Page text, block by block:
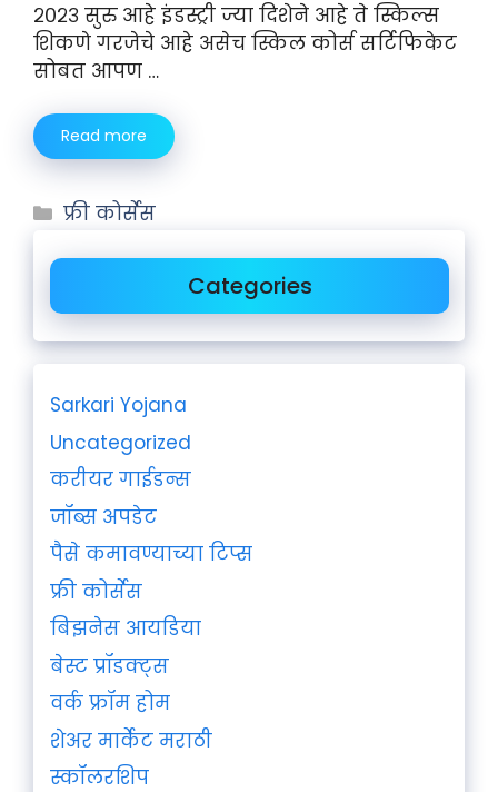
२०२३ सुरु आहे इंडस्ट्री ज्या दिशेने आहे ते स्किल्स
शिकणे गरजेचे आहे असेच स्किल कोर्स सर्टिफिकेट
सोबत आपण …
Read more
फ्री कोर्सेस
Categories
Sarkari Yojana
Uncategorized
करीयर गाईडन्स
जॉब्स अपडेट
पैसे कमावण्याच्या टिप्स
फ्री कोर्सेस
बिझनेस आयडिया
बेस्ट प्रॉडक्ट्स
वर्क फ्रॉम होम
शेअर मार्केट मराठी
स्कॉलरशिप